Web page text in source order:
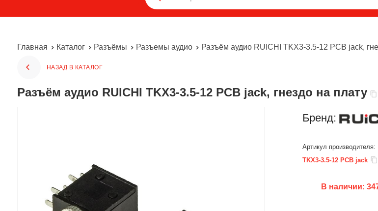
Главная Каталог Разъёмы Разъемы аудио Разъём аудио RUICHI TKX3-3.5-12 PCB jack,
НАЗАД В КАТАЛОГ
Разъём аудио RUICHI TKX3-3.5-12 PCB jack, гнездо на плату
Бренд:
Артикул производителя:
TKX3-3.5-12 PCB jack
В наличии: